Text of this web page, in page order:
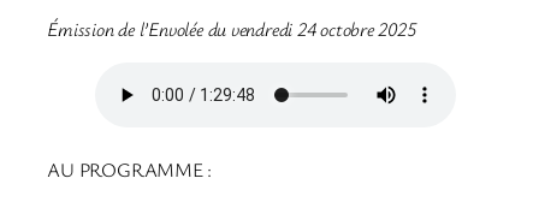
Émission de l’Envolée du vendredi 24 octobre 2025
AU PROGRAMME :